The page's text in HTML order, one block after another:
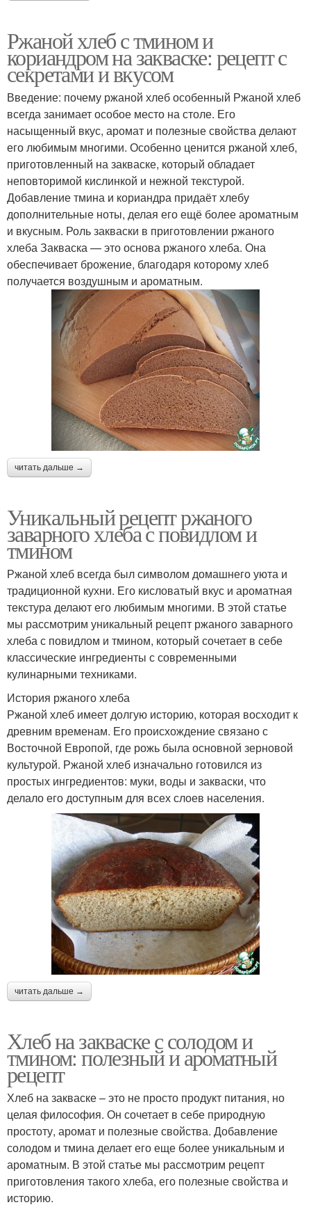
Ржаной хлеб с тмином и
кориандром на закваске: рецепт с
секретами и вкусом
Введение: почему ржаной хлеб особенный Ржаной хлеб
всегда занимает особое место на столе. Его
насыщенный вкус, аромат и полезные свойства делают
его любимым многими. Особенно ценится ржаной хлеб,
приготовленный на закваске, который обладает
неповторимой кислинкой и нежной текстурой.
Добавление тмина и кориандра придаёт хлебу
дополнительные ноты, делая его ещё более ароматным
и вкусным. Роль закваски в приготовлении ржаного
хлеба Закваска — это основа ржаного хлеба. Она
обеспечивает брожение, благодаря которому хлеб
получается воздушным и ароматным.
читать дальше →
Уникальный рецепт ржаного
заварного хлеба с повидлом и
тмином
Ржаной хлеб всегда был символом домашнего уюта и
традиционной кухни. Его кисловатый вкус и ароматная
текстура делают его любимым многими. В этой статье
мы рассмотрим уникальный рецепт ржаного заварного
хлеба с повидлом и тмином, который сочетает в себе
классические ингредиенты с современными
кулинарными техниками.
История ржаного хлеба
Ржаной хлеб имеет долгую историю, которая восходит к
древним временам. Его происхождение связано с
Восточной Европой, где рожь была основной зерновой
культурой. Ржаной хлеб изначально готовился из
простых ингредиентов: муки, воды и закваски, что
делало его доступным для всех слоев населения.
читать дальше →
Хлеб на закваске с солодом и
тмином: полезный и ароматный
рецепт
Хлеб на закваске – это не просто продукт питания, но
целая философия. Он сочетает в себе природную
простоту, аромат и полезные свойства. Добавление
солодом и тмина делает его еще более уникальным и
ароматным. В этой статье мы рассмотрим рецепт
приготовления такого хлеба, его полезные свойства и
историю.